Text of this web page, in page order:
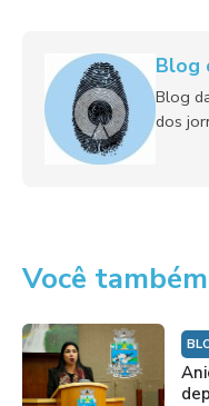
Blog
Blog
dos
Você